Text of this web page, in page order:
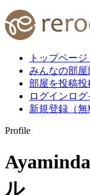
トップページ
みんなの部屋
部屋を投稿投
ログイン ロ
新規登録（無
Profile
Ayaminda
ル